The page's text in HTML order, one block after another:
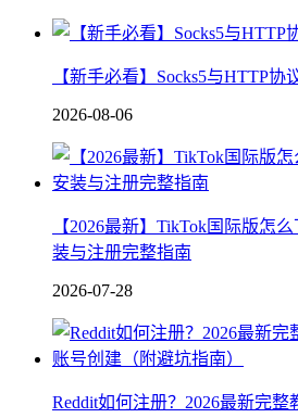
【新手必看】Socks5与HTTP协
2026-08-06
【2026最新】TikTok国际版怎
装与注册完整指南
2026-07-28
Reddit如何注册？2026最新完